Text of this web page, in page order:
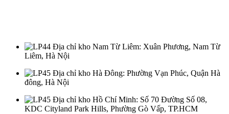
Địa chỉ kho Nam Từ Liêm: Xuân Phương, Nam Từ
Liêm, Hà Nội
Địa chỉ kho Hà Đông: Phường Vạn Phúc, Quận Hà
đông, Hà Nội
Địa chỉ kho Hồ Chí Minh: Số 70 Đường Số 08,
KDC Cityland Park Hills, Phường Gò Vấp, TP.HCM